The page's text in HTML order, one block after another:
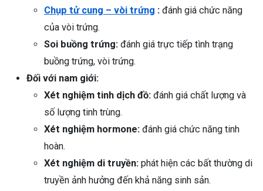
Chụp tử cung – vòi trứng : đánh giá chức năng
của vòi trứng.
Soi buồng trứng: đánh giá trực tiếp tình trạng
buồng trứng, vòi trứng.
Đối với nam giới:
Xét nghiệm tinh dịch đồ: đánh giá chất lượng và
số lượng tinh trùng.
Xét nghiệm hormone: đánh giá chức năng tinh
hoàn.
Xét nghiệm di truyền: phát hiện các bất thường di
truyền ảnh hưởng đến khả năng sinh sản.